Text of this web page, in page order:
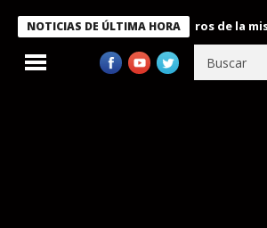
NOTICIAS DE ÚLTIMA HORA
Bukele condecora a miembros de la